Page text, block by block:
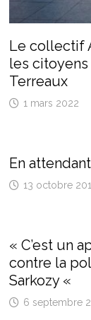
Le collectif
les
Terreaux
1 mars 2022
En
13 octobre
« C’est un
contre la
Sarkozy «
6 septembre